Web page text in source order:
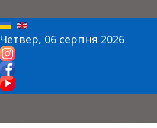
Четвер, 06 серпня 2026